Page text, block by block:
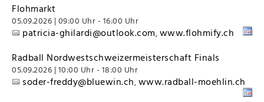
Flohmarkt
05.09.2026 | 09:00 Uhr - 16:00 Uhr
patricia-ghilardi@outlook.com,www.flohmify.ch
Radball Nordwestschweizermeisterschaft Finals
05.09.2026 | 10:00 Uhr - 18:00 Uhr
soder-freddy@bluewin.ch,www.radball-moehlin.ch